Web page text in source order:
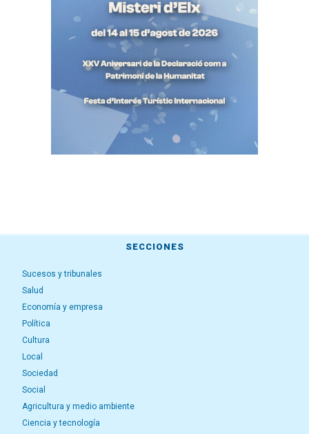
SECCIONES
Sucesos y tribunales
Salud
Economía y empresa
Política
Cultura
Local
Sociedad
Social
Agricultura y medio ambiente
Ciencia y tecnología